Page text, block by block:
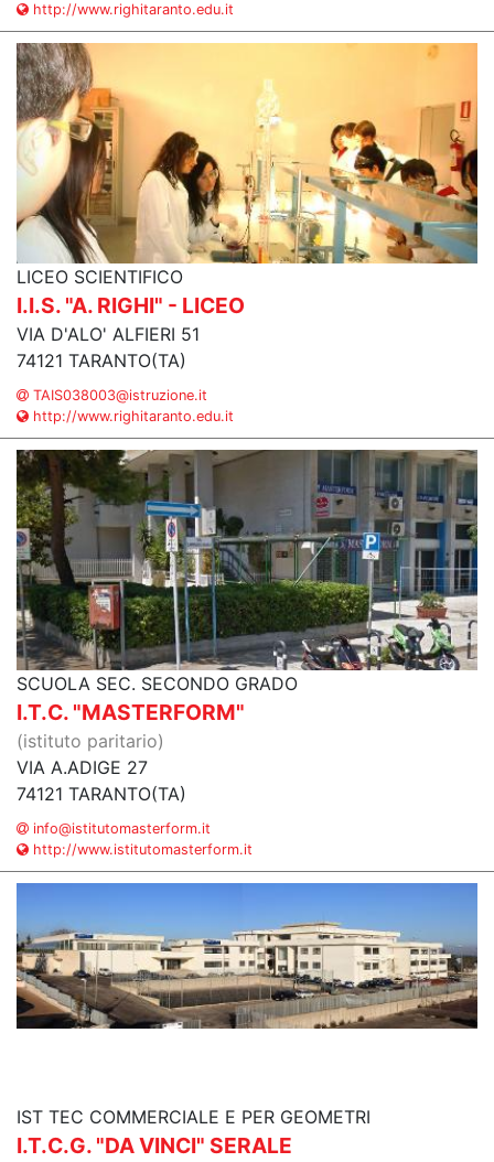
http://www.righitaranto.edu.it
LICEO SCIENTIFICO
I.I.S. "A. RIGHI" - LICEO
VIA D'ALO' ALFIERI 51
74121 TARANTO(TA)
TAIS038003@istruzione.it
http://www.righitaranto.edu.it
SCUOLA SEC. SECONDO GRADO
I.T.C. "MASTERFORM"
(istituto paritario)
VIA A.ADIGE 27
74121 TARANTO(TA)
info@istitutomasterform.it
http://www.istitutomasterform.it
IST TEC COMMERCIALE E PER GEOMETRI
I.T.C.G. "DA VINCI" SERALE